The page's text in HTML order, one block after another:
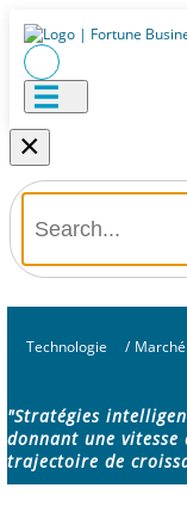
×
Technologie /
"Stratégies
donnant une vitesse
trajectoire de